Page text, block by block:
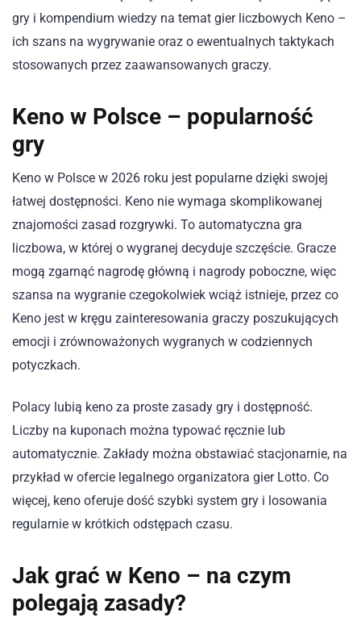
gry i kompendium wiedzy na temat gier liczbowych Keno –
ich szans na wygrywanie oraz o ewentualnych taktykach
stosowanych przez zaawansowanych graczy.
Keno w Polsce – popularność
gry
Keno w Polsce w 2026 roku jest popularne dzięki swojej
łatwej dostępności. Keno nie wymaga skomplikowanej
znajomości zasad rozgrywki. To automatyczna gra
liczbowa, w której o wygranej decyduje szczęście. Gracze
mogą zgarnąć nagrodę główną i nagrody poboczne, więc
szansa na wygranie czegokolwiek wciąż istnieje, przez co
Keno jest w kręgu zainteresowania graczy poszukujących
emocji i zrównoważonych wygranych w codziennych
potyczkach.
Polacy lubią keno za proste zasady gry i dostępność.
Liczby na kuponach można typować ręcznie lub
automatycznie. Zakłady można obstawiać stacjonarnie, na
przykład w ofercie legalnego organizatora gier Lotto. Co
więcej, keno oferuje dość szybki system gry i losowania
regularnie w krótkich odstępach czasu.
Jak grać w Keno – na czym
polegają zasady?